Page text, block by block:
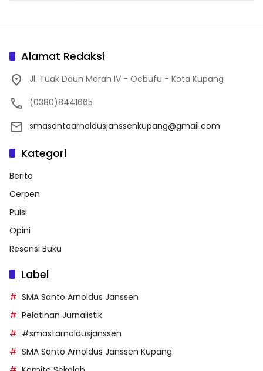
Alamat Redaksi
Jl. Tuak Daun Merah IV - Oebufu - Kota Kupang
(0380)8441665
smasantoarnoldusjanssenkupang@gmail.com
Kategori
Berita
Cerpen
Puisi
Opini
Resensi Buku
Label
SMA Santo Arnoldus Janssen
Pelatihan Jurnalistik
#smastarnoldusjanssen
SMA Santo Arnoldus Janssen Kupang